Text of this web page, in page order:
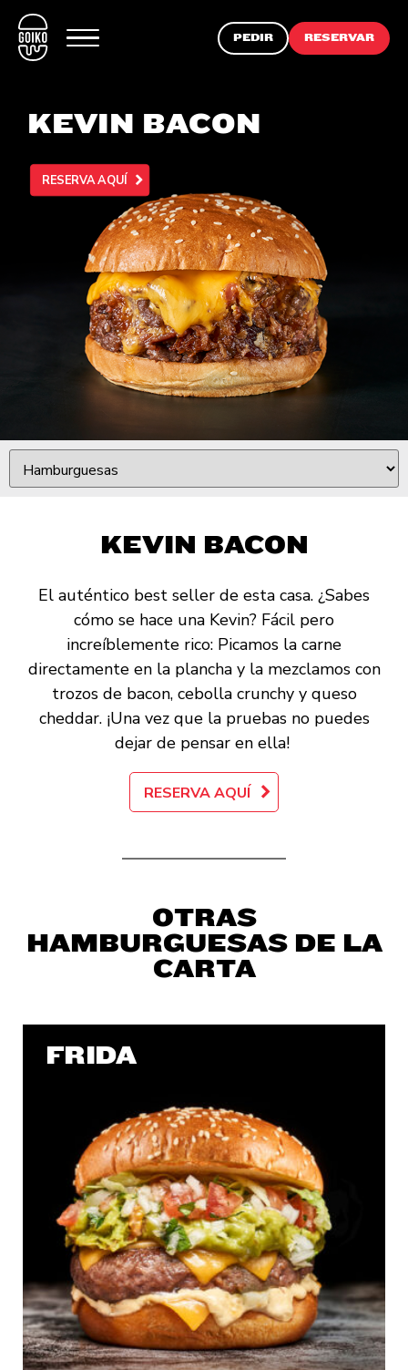
PEDIR RESERVAR
KEVIN BACON
RESERVA AQUÍ
KEVIN BACON
El auténtico best seller de esta casa. ¿Sabes
cómo se hace una Kevin? Fácil pero
increíblemente rico: Picamos la carne
directamente en la plancha y la mezclamos con
trozos de bacon, cebolla crunchy y queso
cheddar. ¡Una vez que la pruebas no puedes
dejar de pensar en ella!
RESERVA AQUÍ
OTRAS
HAMBURGUESAS DE LA
CARTA
FRIDA